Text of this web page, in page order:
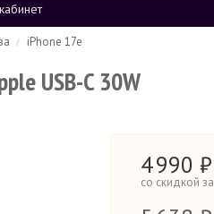
iPhone 17e
USB-C 30W
4990 ₽
со скидкой